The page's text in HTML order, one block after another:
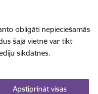
obligāti nepieciešamās
šajā vietnē var tikt
sīkdatnes.
Apstiprināt visas